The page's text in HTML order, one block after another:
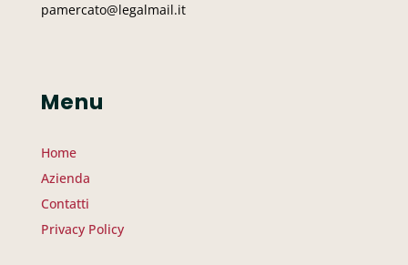
pamercato@legalmail.it
Menu
Home
Azienda
Contatti
Privacy Policy